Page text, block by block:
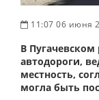
11:07 06 июня
В Пугачевском
автодороги,
местность,
могла быть